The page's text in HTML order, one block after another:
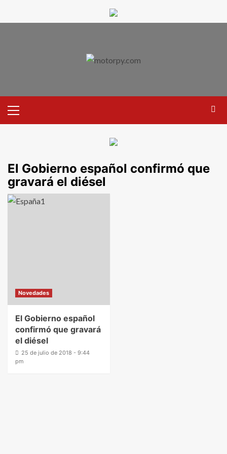
El Gobierno español confirmó que
gravará el diésel
Novedades
El Gobierno español
confirmó que gravará
el diésel
25 de julio de 2018 - 9:44
pm